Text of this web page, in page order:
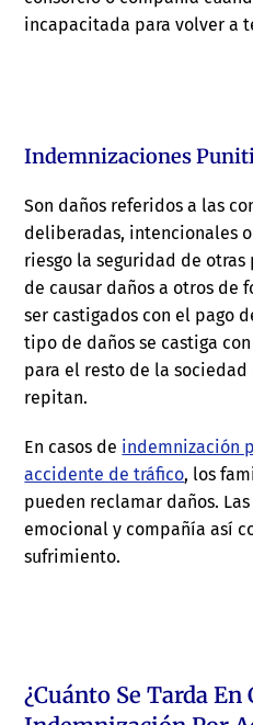
incapacitada para volver a
Indemnizaciones
Son daños referidos a las
deliberadas, intencionales
riesgo la seguridad de otras
de causar daños a otros de
ser castigados con el pago
tipo de daños se castiga
para el resto de la sociedad
repitan.
En casos de indemnización
accidente de tráfico, los
pueden reclamar daños.
emocional y compañía así
sufrimiento.
¿Cuánto Se Tarda En